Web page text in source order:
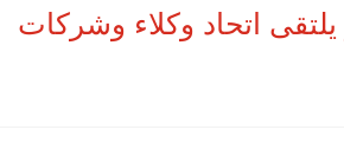
يلتقى اتحاد وكلاء وشركات